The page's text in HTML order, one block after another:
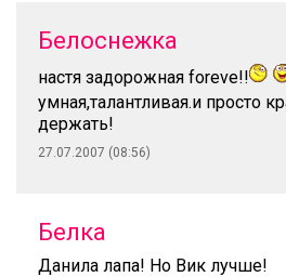
Белоснежка
настя задорожная foreve!!
умная,талантливая.и просто
держать!
27.07.2007 (08:56)
Белка
Данила лапа! Но Вик лучше!